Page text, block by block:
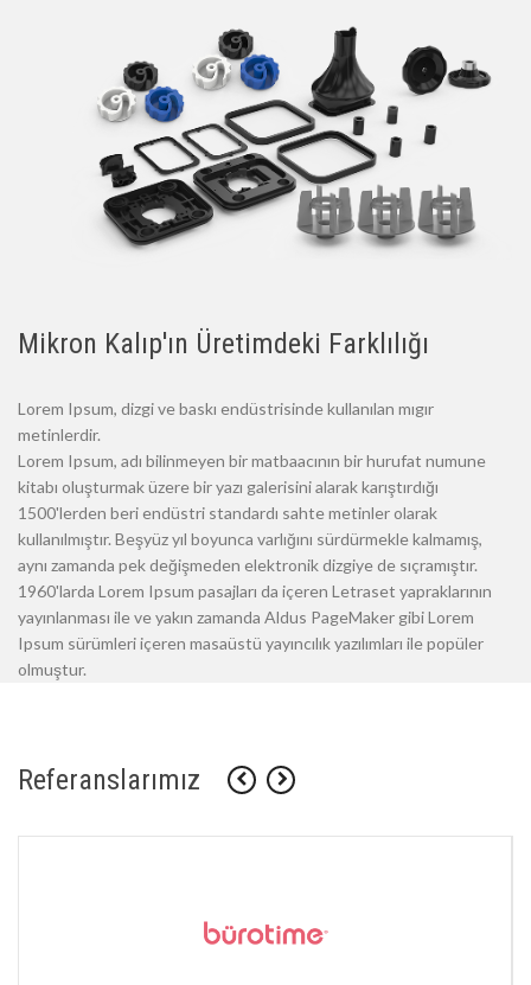
Mikron Kalıp'ın Üretimdeki Farklılığı
Lorem Ipsum, dizgi ve baskı endüstrisinde kullanılan mıgır
metinlerdir.
Lorem Ipsum, adı bilinmeyen bir matbaacının bir hurufat numune
kitabı oluşturmak üzere bir yazı galerisini alarak karıştırdığı
1500'lerden beri endüstri standardı sahte metinler olarak
kullanılmıştır. Beşyüz yıl boyunca varlığını sürdürmekle kalmamış,
aynı zamanda pek değişmeden elektronik dizgiye de sıçramıştır.
1960'larda Lorem Ipsum pasajları da içeren Letraset yapraklarının
yayınlanması ile ve yakın zamanda Aldus PageMaker gibi Lorem
Ipsum sürümleri içeren masaüstü yayıncılık yazılımları ile popüler
olmuştur.
Referanslarımız